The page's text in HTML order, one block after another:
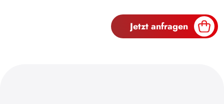
Jetzt anfragen